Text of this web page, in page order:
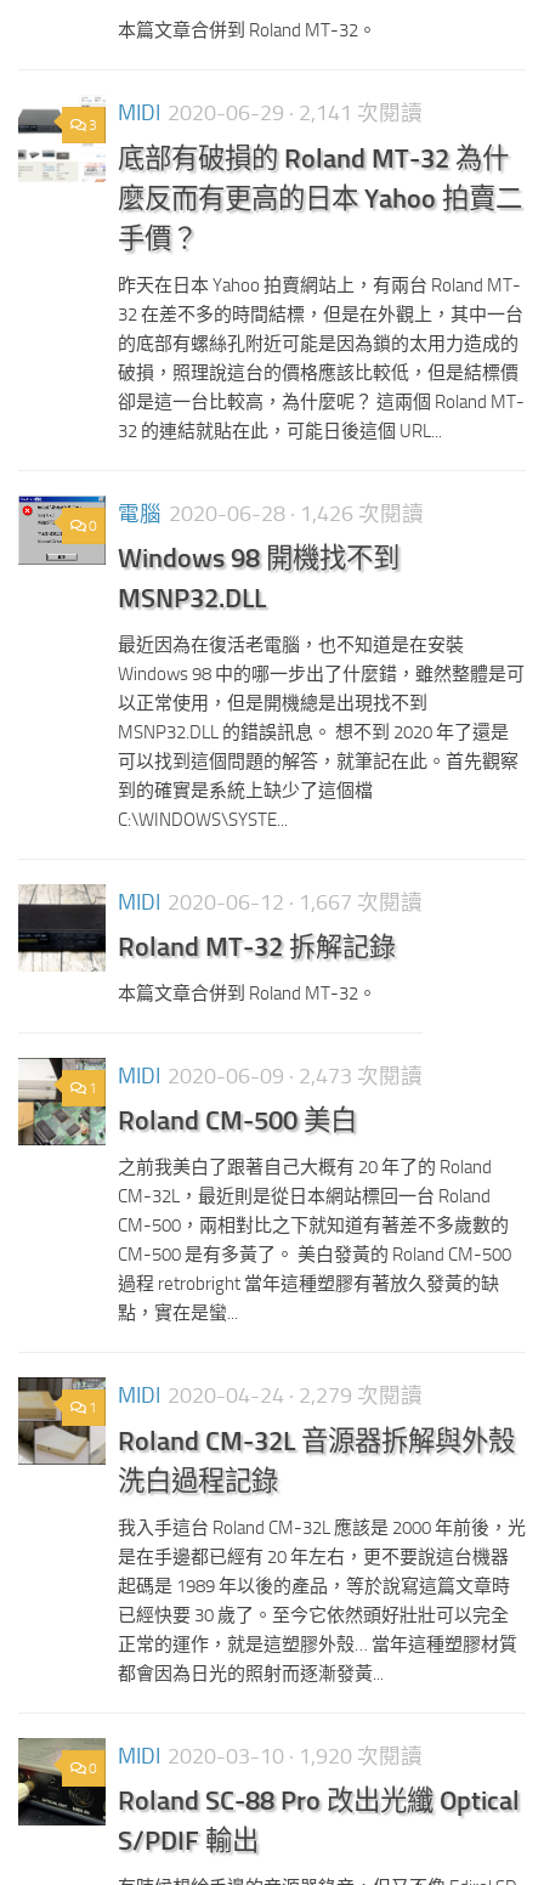
本篇文章合併到 Roland MT-32。
3 MIDI 2020-06-29 · 2,141 次閱讀
底部有破損的 Roland MT-32 為什
麼反而有更高的日本 Yahoo 拍賣二
手價？
昨天在日本 Yahoo 拍賣網站上，有兩台 Roland MT-
32 在差不多的時間結標，但是在外觀上，其中一台
的底部有螺絲孔附近可能是因為鎖的太用力造成的
破損，照理說這台的價格應該比較低，但是結標價
卻是這一台比較高，為什麼呢？ 這兩個 Roland MT-
32 的連結就貼在此，可能日後這個 URL...
0 電腦 2020-06-28 · 1,426 次閱讀
Windows 98 開機找不到
MSNP32.DLL
最近因為在復活老電腦，也不知道是在安裝
Windows 98 中的哪一步出了什麼錯，雖然整體是可
以正常使用，但是開機總是出現找不到
MSNP32.DLL 的錯誤訊息。 想不到 2020 年了還是
可以找到這個問題的解答，就筆記在此。首先觀察
到的確實是系統上缺少了這個檔
C:\WINDOWS\SYSTE...
MIDI 2020-06-12 · 1,667 次閱讀
Roland MT-32 拆解記錄
本篇文章合併到 Roland MT-32。
1 MIDI 2020-06-09 · 2,473 次閱讀
Roland CM-500 美白
之前我美白了跟著自己大概有 20 年了的 Roland
CM-32L，最近則是從日本網站標回一台 Roland
CM-500，兩相對比之下就知道有著差不多歲數的
CM-500 是有多黃了。 美白發黃的 Roland CM-500
過程 retrobright 當年這種塑膠有著放久發黃的缺
點，實在是蠻...
1 MIDI 2020-04-24 · 2,279 次閱讀
Roland CM-32L 音源器拆解與外殼
洗白過程記錄
我入手這台 Roland CM-32L 應該是 2000 年前後，光
是在手邊都已經有 20 年左右，更不要說這台機器
起碼是 1989 年以後的產品，等於說寫這篇文章時
已經快要 30 歲了。至今它依然頭好壯壯可以完全
正常的運作，就是這塑膠外殼… 當年這種塑膠材質
都會因為日光的照射而逐漸發黃...
0 MIDI 2020-03-10 · 1,920 次閱讀
Roland SC-88 Pro 改出光纖 Optical
S/PDIF 輸出